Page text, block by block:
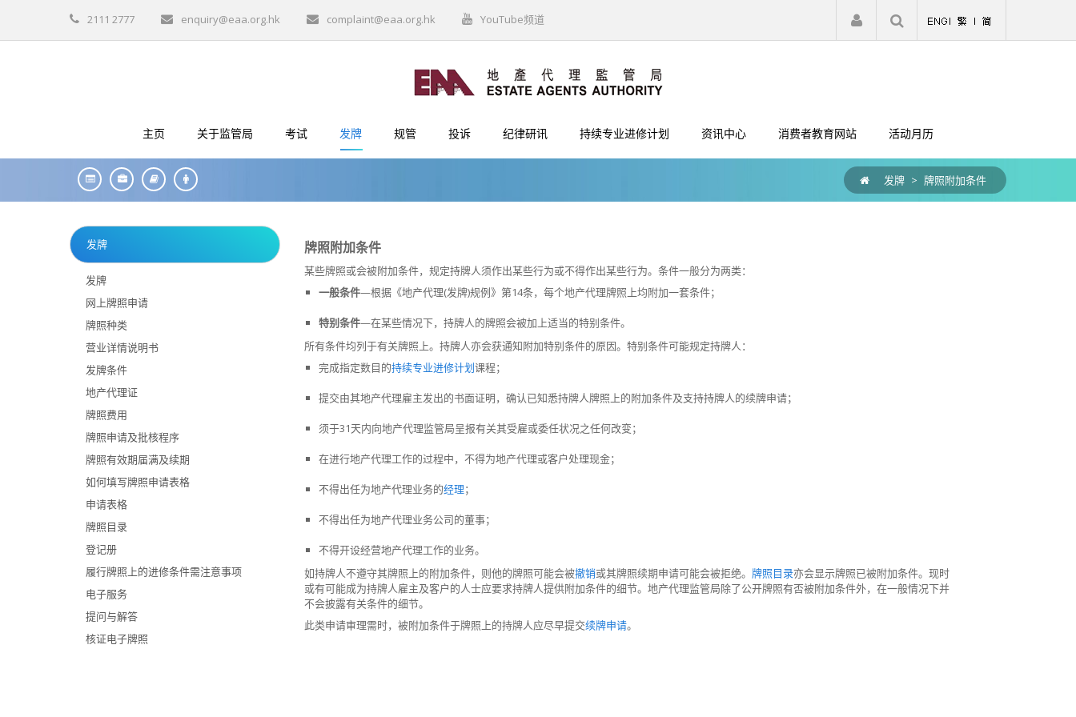
2111 2777 enquiry@eaa.org.hk complaint@eaa.org.hk YouTube频道 注册 登入
主页 关于监管局 考试 发牌 规管 投诉 纪律研讯 持续专业进修计划 资讯中心 消费者教育网站 活动月历
发牌 > 牌照附加条件
发牌
发牌
网上牌照申请
牌照种类
营业详情说明书
发牌条件
地产代理证
牌照费用
牌照申请及批核程序
牌照有效期届满及续期
如何填写牌照申请表格
申请表格
牌照目录
登记册
履行牌照上的进修条件需注意事项
电子服务
提问与解答
核证电子牌照
牌照附加条件
某些牌照或会被附加条件，规定持牌人须作出某些行为或不得作出某些行为。条件一般分为两类：
一般条件—根据《地产代理(发牌)规例》第14条，每个地产代理牌照上均附加一套条件；
特别条件—在某些情况下，持牌人的牌照会被加上适当的特别条件。
所有条件均列于有关牌照上。持牌人亦会获通知附加特别条件的原因。特别条件可能规定持牌人：
完成指定数目的持续专业进修计划课程；
提交由其地产代理雇主发出的书面证明，确认已知悉持牌人牌照上的附加条件及支持持牌人的续牌申请；
须于31天内向地产代理监管局呈报有关其受雇或委任状况之任何改变；
在进行地产代理工作的过程中，不得为地产代理或客户处理现金；
不得出任为地产代理业务的经理；
不得出任为地产代理业务公司的董事；
不得开设经营地产代理工作的业务。
如持牌人不遵守其牌照上的附加条件，则他的牌照可能会被撤销或其牌照续期申请可能会被拒绝。 牌照目录亦会显示牌照已被附加条件。现时
或有可能成为持牌人雇主及客户的人士应要求持牌人提供附加条件的细节。地产代理监管局除了公开牌照有否被附加条件外，在一般情况下并
不会披露有关条件的细节。
此类申请审理需时，被附加条件于牌照上的持牌人应尽早提交续牌申请。